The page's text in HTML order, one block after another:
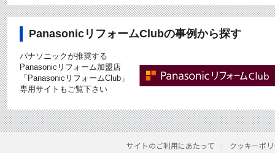
PanasonicリフォームClubの事例から探す
パナソニックが推奨する
Panasonicリフォーム加盟店
「PanasonicリフォームClub」
専用サイトもご覧下さい
サイトのご利用にあたって クッキーポ